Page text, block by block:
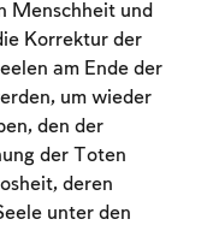
Menschheit und
Korrektur der
am Ende der
um wieder
den der
der Toten
deren
unter den